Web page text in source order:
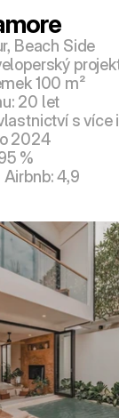
Beach Side
100 m²
20 let
s více
2024
%
Airbnb: 4,9